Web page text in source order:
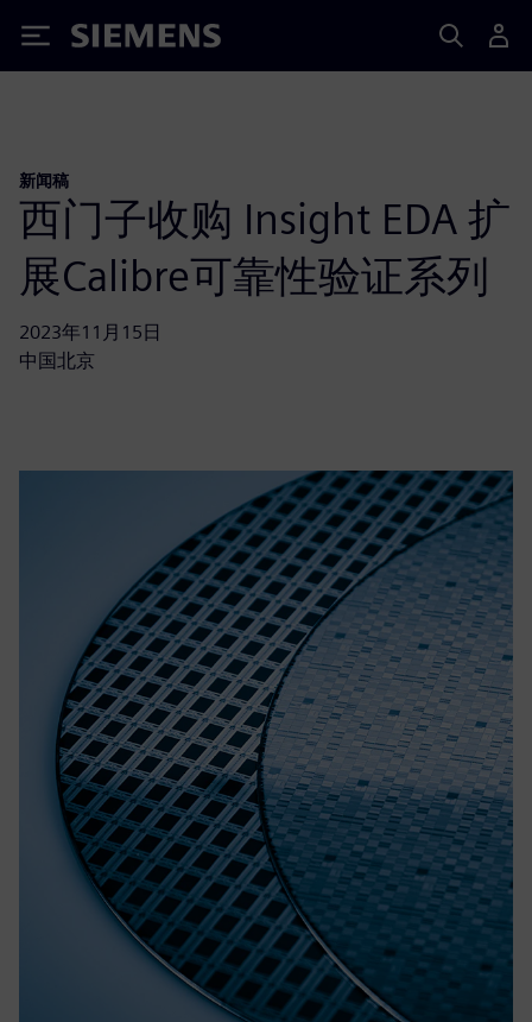
Siemens
新闻稿
西门子收购 Insight EDA 扩
展Calibre可靠性验证系列
2023年11月15日
中国北京